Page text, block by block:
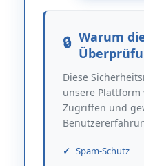
Warum
Diese
unsere
Zugriffen und
Spam-Schutz